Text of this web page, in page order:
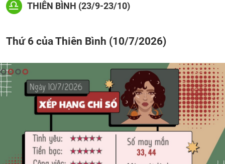
THIÊN BÌNH (23/9-23/10)
Thứ 6 của Thiên Bình (10/7/2026)